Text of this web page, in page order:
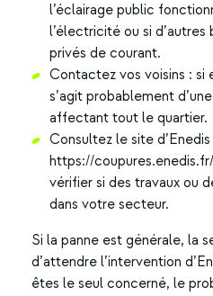
l’éclairage public
l’électricité ou si d’autres
privés de courant.
Contactez vos voisins : si
s’agit probablement
affectant tout le quartier.
Consultez le site
https://
vérifier si des travaux ou
dans votre secteur.
Si la panne est générale, la
d’attendre l’intervention
êtes le seul concerné, le